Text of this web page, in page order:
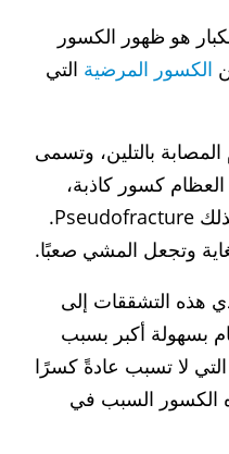
هو ظهور الكسور
الكسور المرضية التي
بالتلين، وتسمى
العظام كسور كاذبة،
بالإنجليزية Looser’s zone وكذلك Pseudofracture.
وتجعل المشي صعبًا.
هذه التشققات إلى
بسهولة أكبر بسبب
لا تسبب عادةً كسرًا
الكسور السبب في